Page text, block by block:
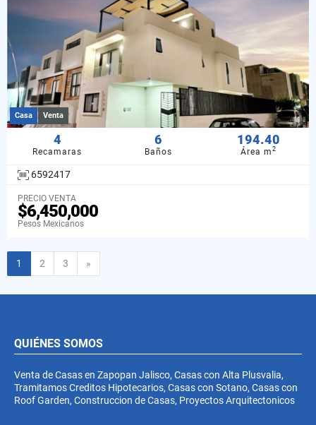
Casa Venta
4
Recamaras
6
Baños
194.40
Área m2
6592417
PRECIO VENTA
$6,450,000
Pesos Mexicanos
1 2 3 »
QUIÉNES SOMOS
Venta de Casas en Zapopan Jalisco, Casas con Alta Plusvalia,
Tramitamos Creditos Hipotecarios, Casas con Sotano, Casas con
Roof Garden, Construccion de Casas, Proyectos Arquitectonicos